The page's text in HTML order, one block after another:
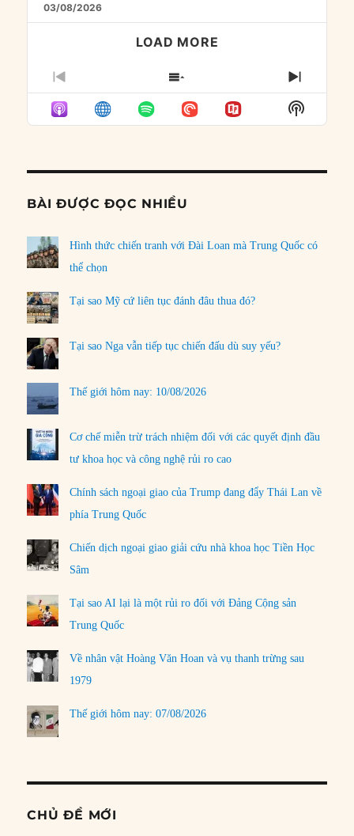
03/08/2026
LOAD MORE
PREVIOUS
EPISODE
SHOW
EPISODES
LIST
NEXT
Show
Podcast
BÀI ĐƯỢC ĐỌC NHIỀU
Hình thức chiến tranh với Đài Loan mà Trung Quốc có
thể chọn
Tại sao Mỹ cứ liên tục đánh đâu thua đó?
Tại sao Nga vẫn tiếp tục chiến đấu dù suy yếu?
Thế giới hôm nay: 10/08/2026
Cơ chế miễn trừ trách nhiệm đối với các quyết định đầu
tư khoa học và công nghệ rủi ro cao
Chính sách ngoại giao của Trump đang đẩy Thái Lan về
phía Trung Quốc
Chiến dịch ngoại giao giải cứu nhà khoa học Tiền Học
Sâm
Tại sao AI lại là một rủi ro đối với Đảng Cộng sản
Trung Quốc
Về nhân vật Hoàng Văn Hoan và vụ thanh trừng sau
1979
Thế giới hôm nay: 07/08/2026
CHỦ ĐỀ MỚI